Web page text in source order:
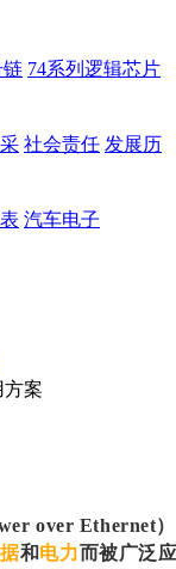
链 74系列逻辑芯片
社会责任 发展历
汽车电子
方案
over Ethernet）
和电力而被广泛